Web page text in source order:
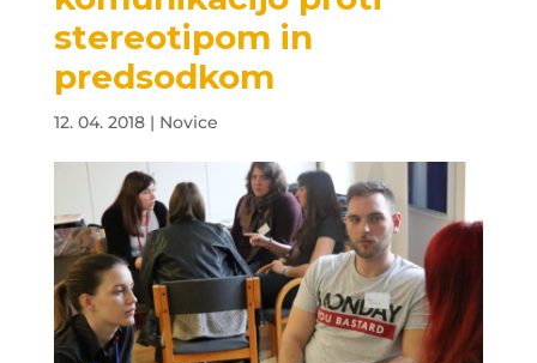
stereotipom in
predsodkom
12. 04. 2018| Novice